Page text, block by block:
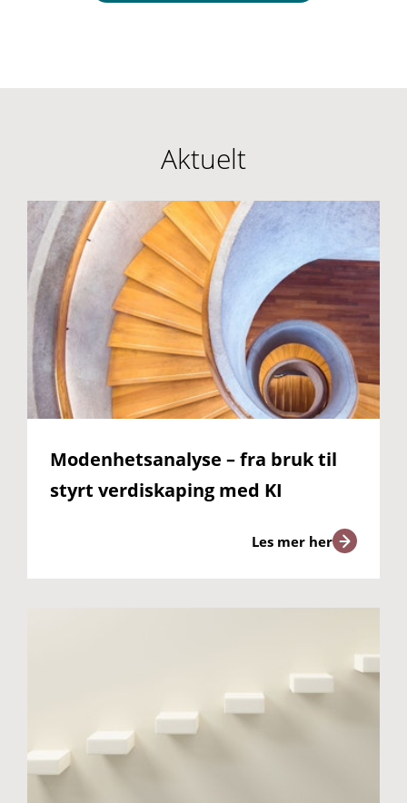
Aktuelt
Modenhetsanalyse – fra bruk til
styrt verdiskaping med KI
Les mer her